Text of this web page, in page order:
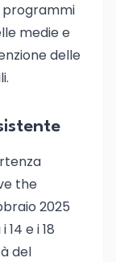
programmi
medie e
delle
the
2025
e i 18
del